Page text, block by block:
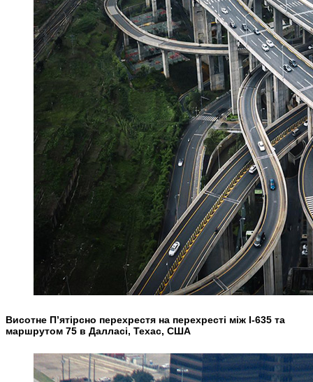
Висотне П’ятірсно перехрестя на перехресті між I-635 та
маршрутом 75 в Далласі, Техас, США